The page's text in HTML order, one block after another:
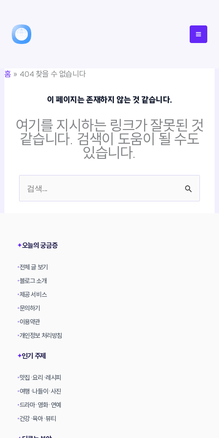
너홈 404 찾을 수 없습니다
이 페이지는 존재하지 않는 것 같습니다.
여기를 지시하는 링크가 잘못된 것
같습니다. 검색이 도움이 될 수도
있습니다.
✦오늘의 궁금증
•전체 글 보기
•블로그 소개
•제공 서비스
•문의하기
•이용약관
•개인정보 처리방침
✦인기 주제
•맛집·요리·레시피
•여행·나들이·사진
•드라마·영화·연예
•건강·육아·뷰티